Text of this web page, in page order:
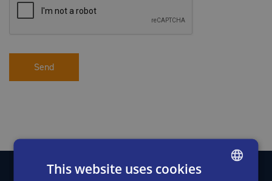
Send
This website uses cookies